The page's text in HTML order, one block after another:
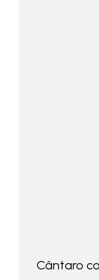
Cântaro